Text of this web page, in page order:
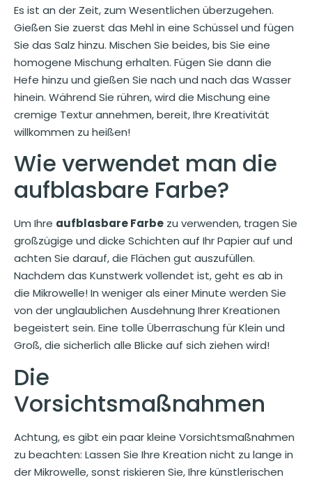
Es ist an der Zeit, zum Wesentlichen überzugehen.
Gießen Sie zuerst das Mehl in eine Schüssel und fügen
Sie das Salz hinzu. Mischen Sie beides, bis Sie eine
homogene Mischung erhalten. Fügen Sie dann die
Hefe hinzu und gießen Sie nach und nach das Wasser
hinein. Während Sie rühren, wird die Mischung eine
cremige Textur annehmen, bereit, Ihre Kreativität
willkommen zu heißen!
Wie verwendet man die
aufblasbare Farbe?
Um Ihre aufblasbare Farbe zu verwenden, tragen Sie
großzügige und dicke Schichten auf Ihr Papier auf und
achten Sie darauf, die Flächen gut auszufüllen.
Nachdem das Kunstwerk vollendet ist, geht es ab in
die Mikrowelle! In weniger als einer Minute werden Sie
von der unglaublichen Ausdehnung Ihrer Kreationen
begeistert sein. Eine tolle Überraschung für Klein und
Groß, die sicherlich alle Blicke auf sich ziehen wird!
Die
Vorsichtsmaßnahmen
Achtung, es gibt ein paar kleine Vorsichtsmaßnahmen
zu beachten: Lassen Sie Ihre Kreation nicht zu lange in
der Mikrowelle, sonst riskieren Sie, Ihre künstlerischen